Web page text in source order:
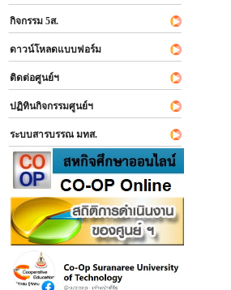
กิจกรรม 5ส.
ดาวน์โหลดแบบฟอร์ม
ติดต่อศูนย์ฯ
ปฏิทินกิจกรรมศูนย์ฯ
ระบบสารบรรณ มทส.